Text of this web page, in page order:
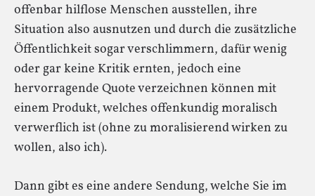
offenbar hilflose Menschen ausstellen, ihre
Situation also ausnutzen und durch die zusätzliche
Öffentlichkeit sogar verschlimmern, dafür wenig
oder gar keine Kritik ernten, jedoch eine
hervorragende Quote verzeichnen können mit
einem Produkt, welches offenkundig moralisch
verwerflich ist (ohne zu moralisierend wirken zu
wollen, also ich).
Dann gibt es eine andere Sendung, welche Sie im